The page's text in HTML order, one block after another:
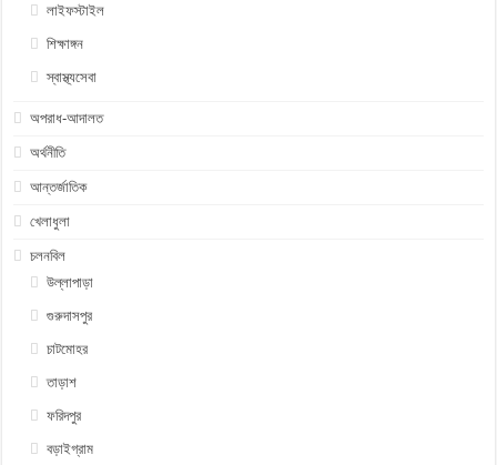
লাইফস্টাইল
শিক্ষাঙ্গন
স্বাস্থ্যসেবা
অপরাধ-আদালত
অর্থনীতি
আন্তর্জাতিক
খেলাধুলা
চলনবিল
উল্লাপাড়া
গুরুদাসপুর
চাটমোহর
তাড়াশ
ফরিদপুর
বড়াইগ্রাম